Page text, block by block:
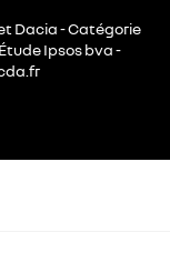
Dacia - Catégorie
Ipsos bva -